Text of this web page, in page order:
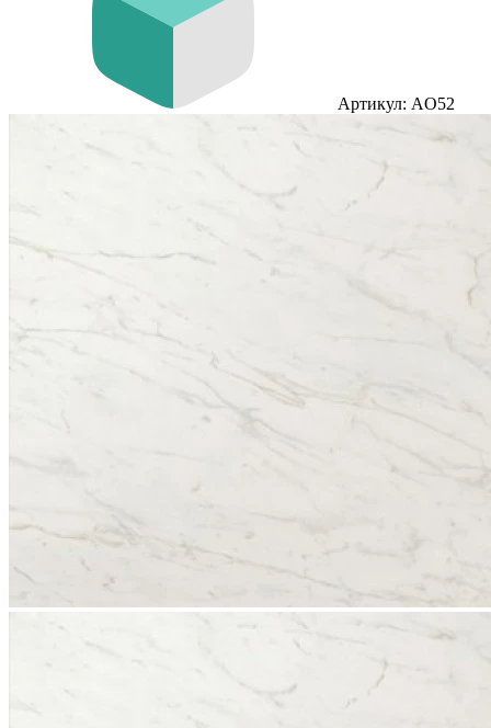
Артикул: AO52